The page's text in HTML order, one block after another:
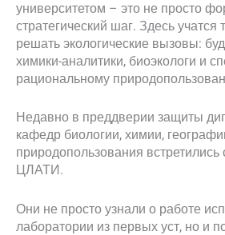
университетом – это не просто
стратегический шаг. Здесь учатся
решать экологические вызовы:
химики-аналитики, биоэкологи и
рациональному
Недавно в преддверии защиты
кафедр биологии, химии,
природопользования встретились
ЦЛАТИ.
Они не просто узнали о работе
лаборатории из первых уст, но и